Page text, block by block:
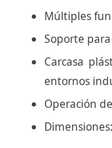
Múltiples
Soporte
Carcasa
entornos
Operación